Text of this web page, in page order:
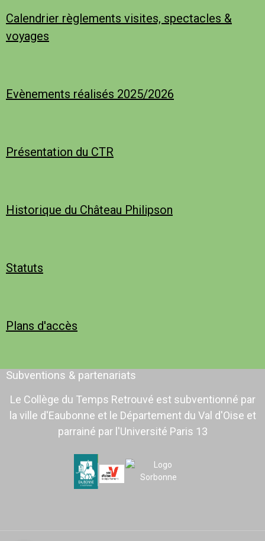
Calendrier règlements visites, spectacles &
voyages
Evènements réalisés 2025/2026
Présentation du CTR
Historique du Château Philipson
Statuts
Plans d'accès
Subventions & partenariats
Le Collège du Temps Retrouvé est subventionné par
la ville d'Eaubonne et le Département du Val d'Oise et
parrainé par l'Université Paris 13